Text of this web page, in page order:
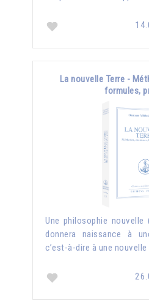
La nouvelle Terre -
formules,
Une philosophie nouvelle
donnera naissance à
c’est-à-dire à une